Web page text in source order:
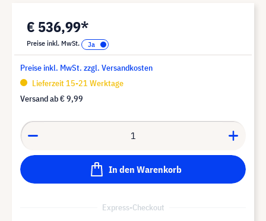
€ 536,99*
Preise inkl. MwSt.
Preise inkl. MwSt. zzgl. Versandkosten
Lieferzeit 15-21 Werktage
Versand ab€ 9,99
In den Warenkorb
Express-Checkout